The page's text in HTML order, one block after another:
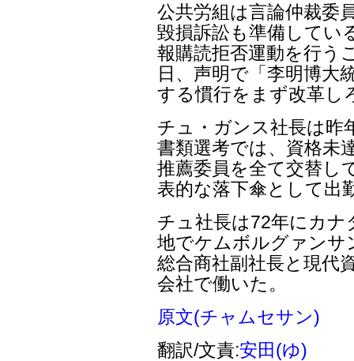
公共労組は言論仲裁委
毀損訴訟も準備してい
報購読拒否運動を行う
日、声明で「李明博大
する慣行をまず改革し
チュ・ガンス社長は昨
書類選考では、資格未
推薦委員を全て交替し
表的な落下傘として出
チュ社長は72年にカ
地でケムボルグァンサ
総合商社副社長と現代
会社で働いた。
原文(チャムセサン)
翻訳/文責:安田(ゆ)